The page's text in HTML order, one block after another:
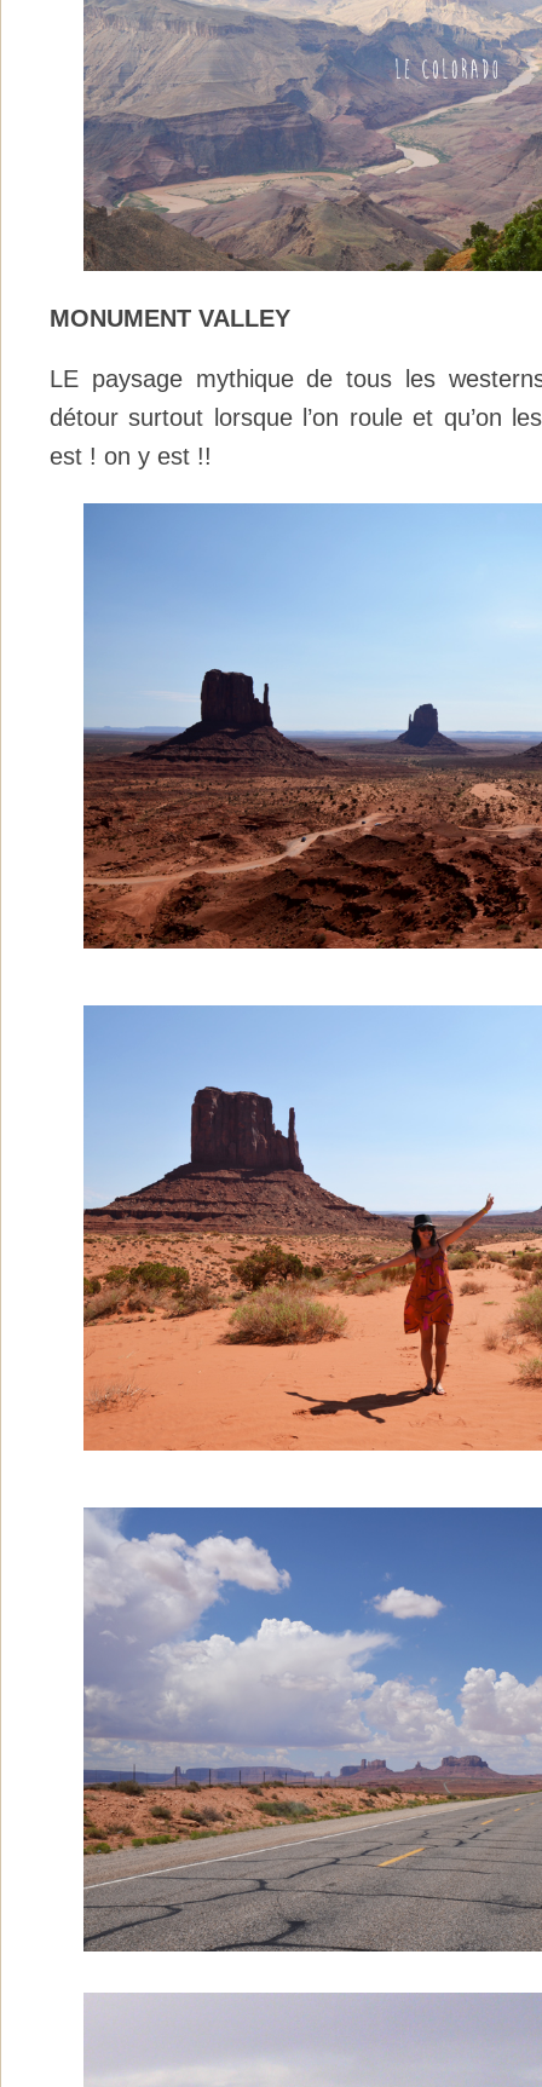
MONUMENT VALLEY
LE paysage mythique de tous les
détour surtout lorsque l’on roule et qu’on
est ! on y est !!